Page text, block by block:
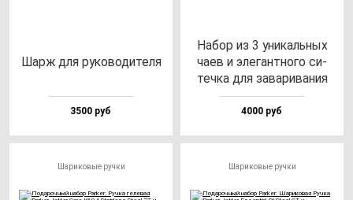
Шарж для ру­ко­во­ди­те­ля
3500 руб
Набор из 3 уни­каль­ных
ча­ев и эле­ган­тно­го си­
теч­ка для за­ва­ри­ва­ния
4000 руб
Шариковые ручки Шариковые ручки